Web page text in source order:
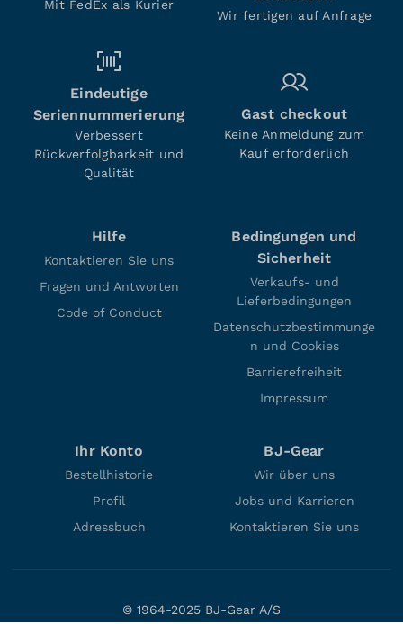
Mit FedEx als Kurier
Wir fertigen auf Anfrage
Eindeutige
Seriennummerierung
Verbessert
Rückverfolgbarkeit und
Qualität
Gast checkout
Keine Anmeldung zum
Kauf erforderlich
Hilfe
Kontaktieren Sie uns
Fragen und Antworten
Code of Conduct
Bedingungen und
Sicherheit
Verkaufs- und
Lieferbedingungen
Datenschutzbestimmunge
n und Cookies
Barrierefreiheit
Impressum
Ihr Konto
Bestellhistorie
Profil
Adressbuch
BJ-Gear
Wir über uns
Jobs und Karrieren
Kontaktieren Sie uns
© 1964-2025 BJ-Gear A/S